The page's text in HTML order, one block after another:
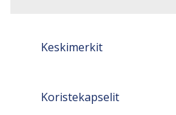
Keskimerkit
Koristekapselit